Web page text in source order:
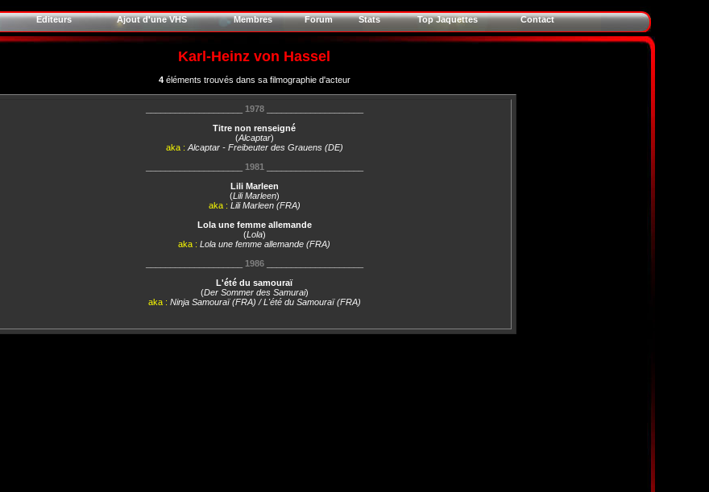
Editeurs Ajout d'une VHS Membres Forum Stats Top Jaquettes Contact
Karl-Heinz von Hassel
4éléments trouvés dans sa filmographie d'acteur
1978____________________
Titre non renseigné
(Alcaptar)
aka : Alcaptar - Freibeuter des Grauens (DE)
1981
Lili Marleen
(Lili Marleen)
aka : Lili Marleen (FRA)
Lola une femme allemande
(Lola)
aka : Lola une femme allemande (FRA)
1986____________________
L'été du samouraï
(Der Sommer des Samurai)
aka : Ninja Samouraï (FRA) / L'été du Samouraï (FRA)